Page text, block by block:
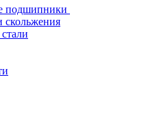
подшипники